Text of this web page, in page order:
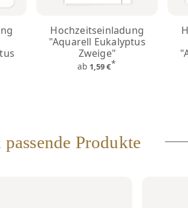
Hochzeitseinladung
"Aquarell Eukalyptus
Zweige"
ab 1,59 €*
Produkte